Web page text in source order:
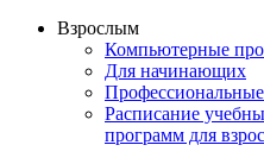
Взрослым
Компьютерные
Для начинающих
Расписание
программ для